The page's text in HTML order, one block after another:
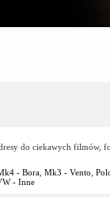
do ciekawych filmów,
- Bora Mk3 - Vento
- Inne